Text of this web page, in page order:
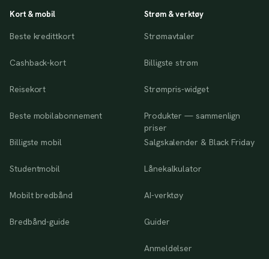
Kort & mobil
Beste kredittkort
Cashback-kort
Reisekort
Beste mobilabonnement
Billigste mobil
Studentmobil
Mobilt bredbånd
Bredbånd-guide
Strøm & verktøy
Strømavtaler
Billigste strøm
Strømpris-widget
Produkter — sammenlign
priser
Salgskalender & Black Friday
Lånekalkulator
AI-verktøy
Guider
Anmeldelser